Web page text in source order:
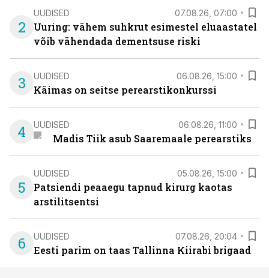
2
UUDISED 07.08.26, 07:00
Uuring: vähem suhkrut esimestel eluaastatel
võib vähendada dementsuse riski
3 UUDISED 06.08.26, 15:00
Käimas on seitse perearstikonkurssi
4 UUDISED 06.08.26, 11:00
Madis Tiik asub Saaremaale perearstiks
5
UUDISED 05.08.26, 15:00
Patsiendi peaaegu tapnud kirurg kaotas
arstilitsentsi
6 UUDISED 07.08.26, 20:04
Eesti parim on taas Tallinna Kiirabi brigaad